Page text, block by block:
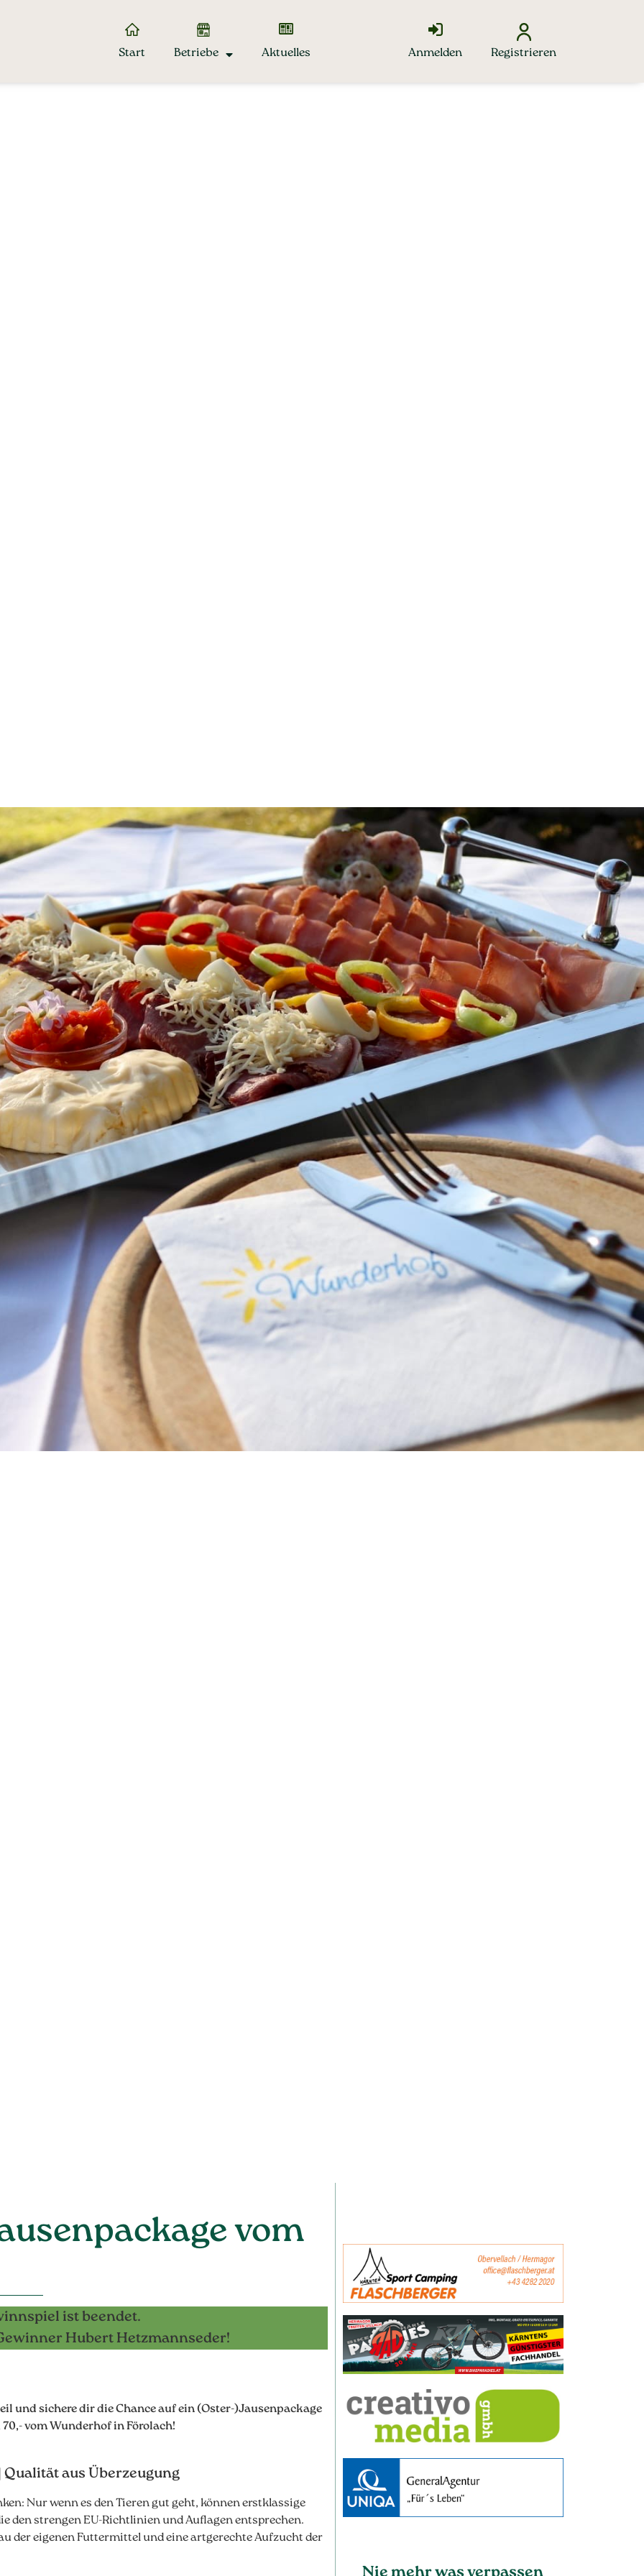
Start Betriebe Aktuelles Anmelden Registrieren
vom
ist beendet.
Hubert Hetzmannseder!
und sichere dir die Chance auf ein (Oster-)Jausenpackage
70,- vom Wunderhof in Förolach!
aus Überzeugung
Nur wenn es den Tieren gut geht, können erstklassige
den strengen EU-Richtlinien und Auflagen entsprechen.
der eigenen Futtermittel und eine artgerechte Aufzucht der
Nie mehr was verpassen